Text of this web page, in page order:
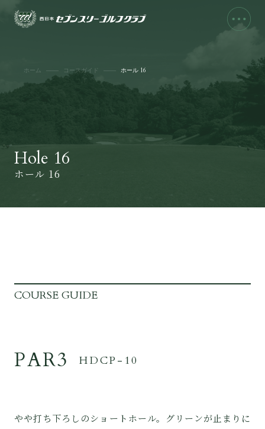
Hole 16
ホール 16
ホーム コースガイド ホール 16
COURSE GUIDE
PAR3 HDCP-10
やや打ち下ろしのショートホール。グリーンが止まりに